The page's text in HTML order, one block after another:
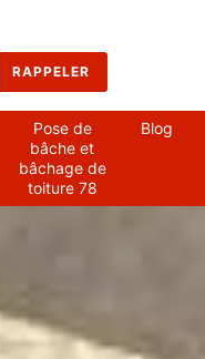
Pose de
bâche et
bâchage de
toiture 78
Blog